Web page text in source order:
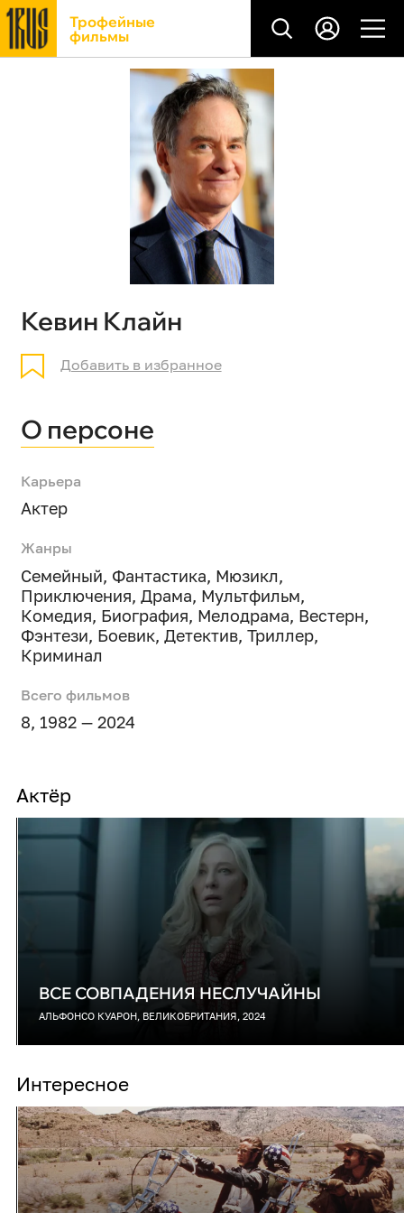
Трофейные
фильмы
Кевин Клайн
Добавить в избранное
О персоне
Карьера
Актер
Жанры
Семейный, Фантастика, Мюзикл,
Приключения, Драма, Мультфильм,
Комедия, Биография, Мелодрама, Вестерн,
Фэнтези, Боевик, Детектив, Триллер,
Криминал
Всего фильмов
8, 1982 — 2024
Актёр
ВСЕ СОВПАДЕНИЯ НЕСЛУЧАЙНЫ
АЛЬФОНСО КУАРОН, ВЕЛИКОБРИТАНИЯ, 2024
Интересное